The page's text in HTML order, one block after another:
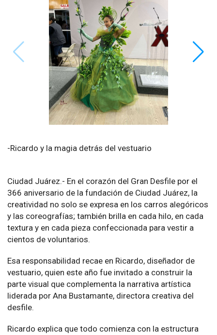
-Ricardo y la magia detrás del vestuario
Ciudad Juárez.- En el corazón del Gran Desfile por el
366 aniversario de la fundación de Ciudad Juárez, la
creatividad no solo se expresa en los carros alegóricos
y las coreografías; también brilla en cada hilo, en cada
textura y en cada pieza confeccionada para vestir a
cientos de voluntarios.
Esa responsabilidad recae en Ricardo, diseñador de
vestuario, quien este año fue invitado a construir la
parte visual que complementa la narrativa artística
liderada por Ana Bustamante, directora creativa del
desfile.
Ricardo explica que todo comienza con la estructura